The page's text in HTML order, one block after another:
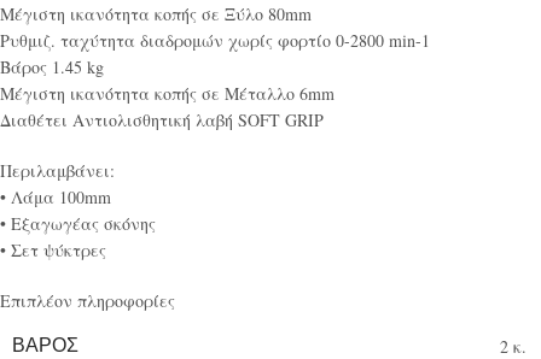
Μέγιστη ικανότητα κοπής σε Ξύλο 80mm
Ρυθμιζ. ταχύτητα διαδρομών χωρίς φορτίο 0-2800 min-1
Βάρος 1.45 kg
Μέγιστη ικανότητα κοπής σε Μέταλλο 6mm
Διαθέτει Αντιολισθητική λαβή SOFT GRIP
Περιλαμβάνει:
• Λάμα 100mm
• Εξαγωγέας σκόνης
• Σετ ψύκτρες
Επιπλέον πληροφορίες
ΒΆΡΟΣ
2 κ.